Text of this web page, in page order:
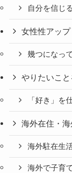
自分を信じ
女性性アップ
幾つになっ
やりたいこ
「好き」を
海外在住・
海外駐在生
海外で子育て